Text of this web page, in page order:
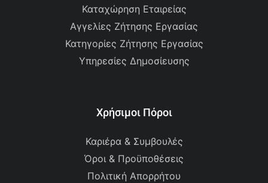
Καταχώρηση Εταιρείας
Αγγελίες Ζήτησης Εργασίας
Κατηγορίες Ζήτησης Εργασίας
Υπηρεσίες Δημοσίευσης
Χρήσιμοι Πόροι
Καριέρα & Συμβουλές
Όροι & Προϋποθέσεις
Πολιτική Απορρήτου